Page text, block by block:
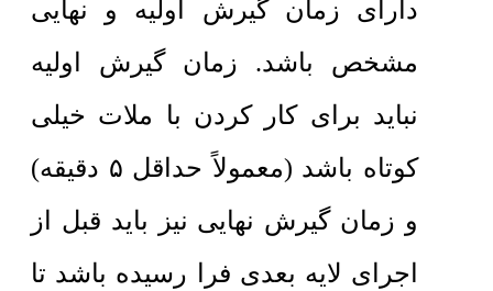
دارای زمان گیرش اولیه و نهایی
مشخص باشد. زمان گیرش اولیه
نباید برای کار کردن با ملات خیلی
کوتاه باشد (معمولاً حداقل ۵ دقیقه)
و زمان گیرش نهایی نیز باید قبل از
اجرای لایه بعدی فرا رسیده باشد تا